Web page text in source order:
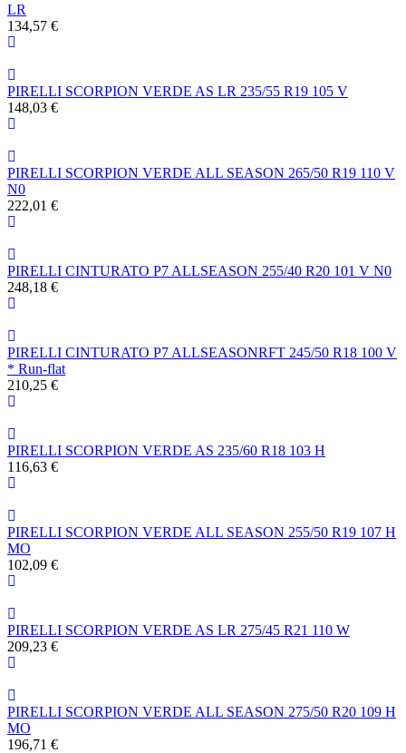
LR
134,57 €
PIRELLI SCORPION VERDE AS LR 235/55 R19 105 V
148,03 €
PIRELLI SCORPION VERDE ALL SEASON 265/50 R19 110 V
N0
222,01 €
PIRELLI CINTURATO P7 ALLSEASON 255/40 R20 101 V N0
248,18 €
PIRELLI CINTURATO P7 ALLSEASONRFT 245/50 R18 100 V
* Run-flat
210,25 €
PIRELLI SCORPION VERDE AS 235/60 R18 103 H
116,63 €
PIRELLI SCORPION VERDE ALL SEASON 255/50 R19 107 H
MO
102,09 €
PIRELLI SCORPION VERDE AS LR 275/45 R21 110 W
209,23 €
PIRELLI SCORPION VERDE ALL SEASON 275/50 R20 109 H
MO
196,71 €